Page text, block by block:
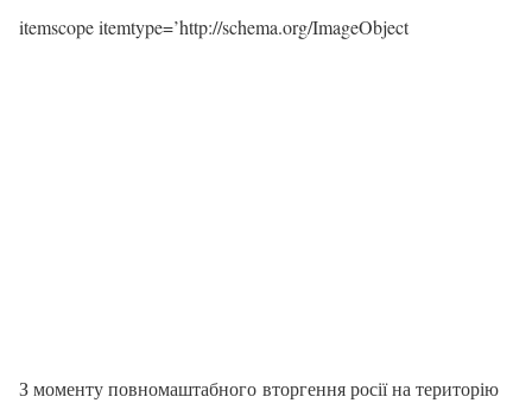
itemscope itemtype=’http://schema.org/ImageObject
З моменту повномаштабного вторгення росії на територію